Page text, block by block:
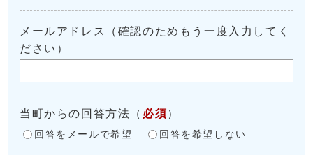
メールアドレス（確認のためもう一度入力してく
ださい）
当町からの回答方法 （ 必須 ）
回答をメールで希望 回答を希望しない